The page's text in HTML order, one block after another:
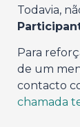
Todavia,
Para
de um
contacto
chamada